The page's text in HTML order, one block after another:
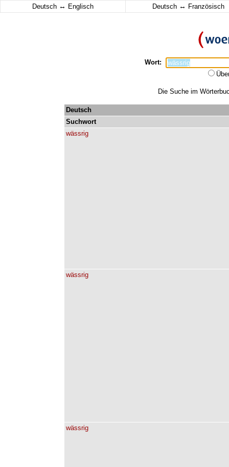
Deutsch ↔ Englisch Deutsch ↔ Französisch
Wort:
Die Suche im
Deutsch
Suchwort
wässrig
wässrig
wässrig